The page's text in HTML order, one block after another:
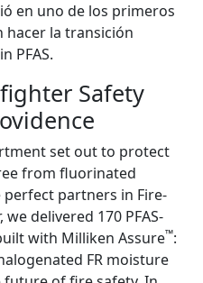
en uno de los primeros
hacer la transición
PFAS.
Safety
set out to protect
from fluorinated
partners in Fire-
delivered 170 PFAS-
with Milliken Assure™:
FR moisture